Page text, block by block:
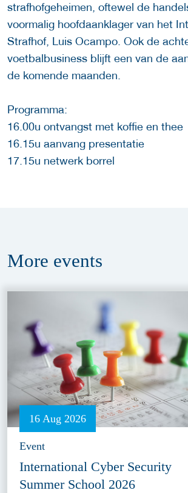
strafhofgeheimen, oftewel de
voormalig hoofdaanklager van het
Strafhof, Luis Ocampo. Ook de
voetbalbusiness blijft een van de
de komende maanden.
Programma:
16.00u ontvangst met koffie en thee
16.15u aanvang presentatie
17.15u netwerk borrel
More events
16 Aug 2026
Event
International Cyber Security
Summer School 2026